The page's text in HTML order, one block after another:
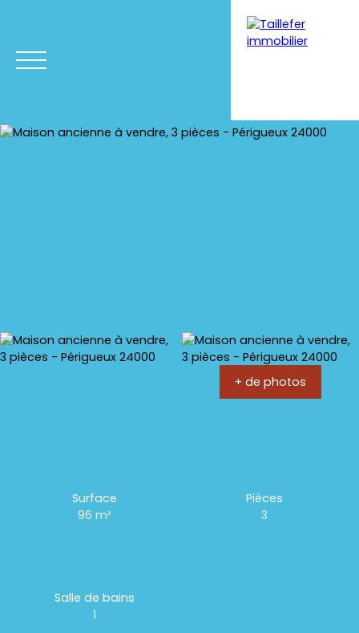
+ de photos
Surface
96m²
Pièces
3
Salle de bains
1